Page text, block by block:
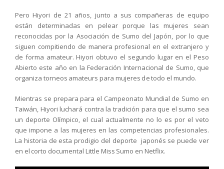
Pero Hiyori de 21 años, junto a sus compañeras de equipo
están determinadas en pelear porque las mujeres sean
reconocidas por la Asociación de Sumo del Japón, por lo que
siguen compitiendo de manera profesional en el extranjero y
de forma amateur. Hiyori obtuvo el segundo lugar en el Peso
Abierto este año en la Federación Internacional de Sumo, que
organiza torneos amateurs para mujeres de todo el mundo.
Mientras se prepara para el Campeonato Mundial de Sumo en
Taiwán, Hiyori luchará contra la tradición para que el sumo sea
un deporte Olímpico, el cual actualmente no lo es por el veto
que impone a las mujeres en las competencias profesionales.
La historia de esta prodigio del deporte japonés se puede ver
en el corto documental Little Miss Sumo en Netflix.